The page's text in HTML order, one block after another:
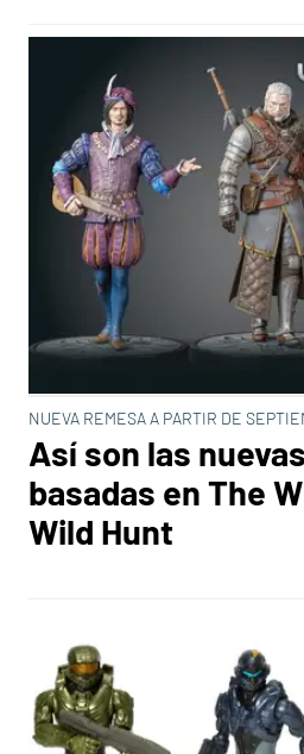
NUEVA REMESA A PARTIR DE
Así son las
basadas en The
Wild Hunt